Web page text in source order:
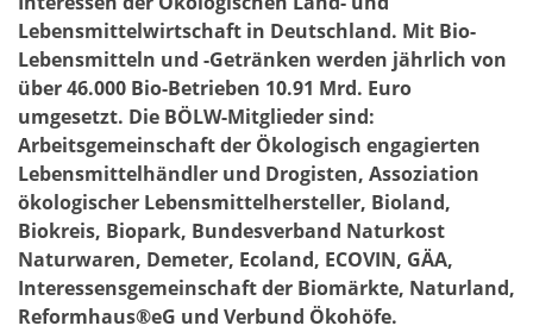
Lebensmittelwirtschaft in Deutschland. Mit Bio-
Lebensmitteln und -Getränken werden jährlich von
über 46.000 Bio-Betrieben 10.91 Mrd. Euro
umgesetzt. Die BÖLW-Mitglieder sind:
Arbeitsgemeinschaft der Ökologisch engagierten
Lebensmittelhändler und Drogisten, Assoziation
ökologischer Lebensmittelhersteller, Bioland,
Biokreis, Biopark, Bundesverband Naturkost
Naturwaren, Demeter, Ecoland, ECOVIN, GÄA,
Interessensgemeinschaft der Biomärkte, Naturland,
Reformhaus®eG und Verbund Ökohöfe.